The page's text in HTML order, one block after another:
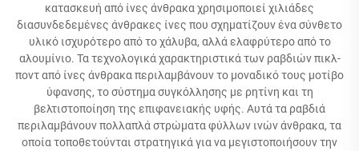
κατασκευή από ίνες άνθρακα χρησιμοποιεί χιλιάδες
διασυνδεδεμένες άνθρακες ίνες που σχηματίζουν ένα σύνθετο
υλικό ισχυρότερο από το χάλυβα, αλλά ελαφρύτερο από το
αλουμίνιο. Τα τεχνολογικά χαρακτηριστικά των ραβδιών πικλ-
ποντ από ίνες άνθρακα περιλαμβάνουν το μοναδικό τους μοτίβο
ύφανσης, το σύστημα συγκόλλησης με ρητίνη και τη
βελτιστοποίηση της επιφανειακής υφής. Αυτά τα ραβδιά
περιλαμβάνουν πολλαπλά στρώματα φύλλων ινών άνθρακα, τα
οποία τοποθετούνται στρατηγικά για να μεγιστοποιήσουν την